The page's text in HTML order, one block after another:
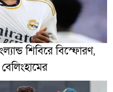
শিবিরে বিস্ফোরণ,